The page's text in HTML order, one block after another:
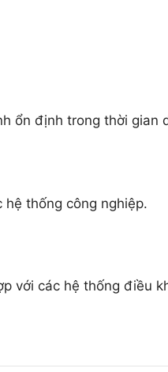
ổn định trong thời gian
thống công nghiệp.
với các hệ thống điều